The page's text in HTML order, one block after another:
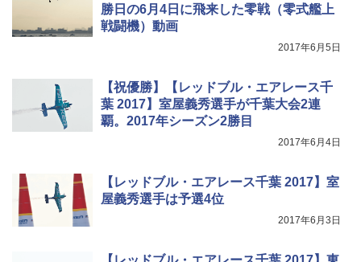
勝日の6月4日に飛来した零戦（零式艦上
戦闘機）動画
2017年6月5日
【祝優勝】【レッドブル・エアレース千
葉 2017】室屋義秀選手が千葉大会2連
覇。2017年シーズン2勝目
2017年6月4日
【レッドブル・エアレース千葉 2017】室
屋義秀選手は予選4位
2017年6月3日